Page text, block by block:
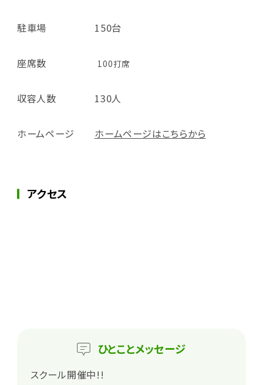
駐車場 150台
座席数 100打席
収容人数 130人
ホームページ ホームページはこちらから
アクセス
ひとことメッセージ
スクール開催中!!